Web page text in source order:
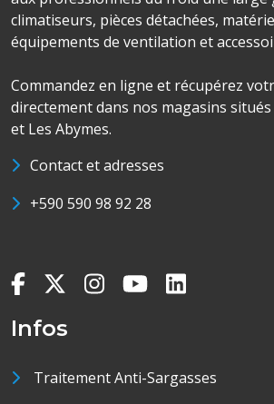
climatiseurs, pièces détachées,
équipements de ventilation et
Commandez en ligne et récupérez
directement dans nos magasins
et Les Abymes.
Contact et adresses
+590 590 98 92 28
Infos
Traitement Anti-Sargasses